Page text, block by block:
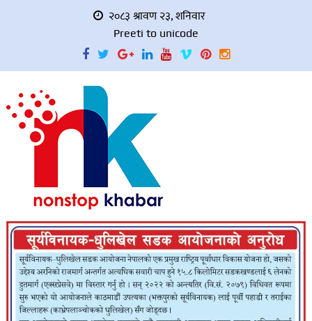
२०८३ श्रावण २३, शनिवार
Preeti to unicode